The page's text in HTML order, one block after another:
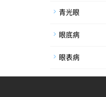
青光眼
眼底病
眼表病